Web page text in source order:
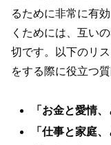
るために非常に有
くためには、互い
切です。以下のリ
をする際に役立つ質
「お金と愛情
「仕事と家庭